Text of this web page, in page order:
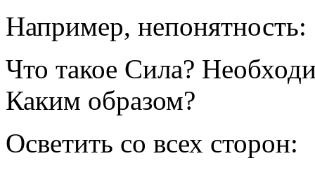
Например, непонятность:
Что такое Сила?
Каким образом?
Осветить со всех сторон: